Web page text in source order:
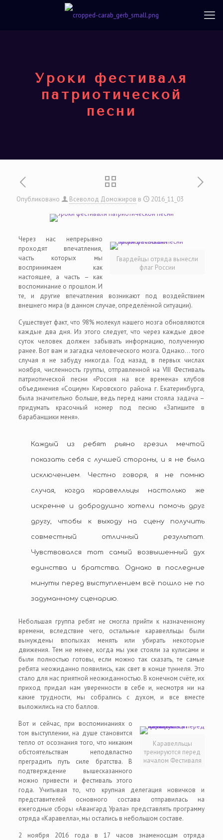
Уроки фестиваля
патриотической
песни
Опубликовано Всеволод Доможиров в 2016_11_03
Гвардейцы отряда вынесли
флаг России
Через нас непрерывно
проходят впечатления,
часть которых мы
воспринимаем как
настоящее, а часть – как
воспоминание о прошлом. И
те, и другие впечатления возникают под воздействием
внешнего мира (в данном случае, определённой ситуации).
Существует факт, что 98% молекул нашего мозга обновляются
каждые два дня. Из этого следует, что через каждые двое
суток человек должен забывать информацию, полученную
ранее. Вот вам и загадка человеческого мозга. Однако… того
случая я не забуду никогда. Год назад, в первых числах
ноября, численность группы, отправленной на VIII Фестиваль
патриотической песни «Россия на все времена» клубов
объединения «Социум» Кировского района г. Екатеринбурга,
была значительно больше, ведь перед нами стояла задача –
придумать красочный номер под песню «Запишите в
барабанщики меня».
Каждый из ребят рьяно грезил мечтой
показать себя с лучшей стороны, и я не была
исключением. Честно говоря, я не помню
случая, когда каравелльцы настолько же
искренне и добродушно хотели помочь друг
другу, чтобы к выходу на сцену получить
совместный отличный результат.
Чувствовался тот самый возвышенный дух
единства и братства. Однако в последние
минуты перед выступлением всё пошло не по
задуманному сценарию.
Небольшая группа ребят не смогла прийти к назначенному
времени, вследствие чего, остальные каравелльцы были
вынуждены впопыхах менять или убирать некоторые
движения. Тем не менее, когда мы уже стояли за кулисами и
были полностью готовы, если можно так сказать, те самые
ребята неожиданно появились, как свет в конце туннеля. Это
стало для нас приятной неожиданностью. В конечном счёте, их
приход придал нам уверенности в себе и, несмотря ни на
какие трудности, мы собрались с духом, и все вместе
выложились на сто баллов.
Каравелльцы
тренируются перед
началом Фестиваля
Вот и сейчас, при воспоминаниях о
том выступлении, на душе становится
тепло от осознания того, что никаким
обстоятельствам неподвластно
преградить путь силе братства. В
подтверждение вышесказанного
можно привести и фестиваль этого
года. Учитывая то, что крупная делегация новичков и
представителей основного состава отправилась на
ежегодные сборы «Авангард Урала» представлять программу
отряда «Каравелла», мы остались в небольшом составе.
2 ноября 2016 года в 17 часов знаменосцам отряда